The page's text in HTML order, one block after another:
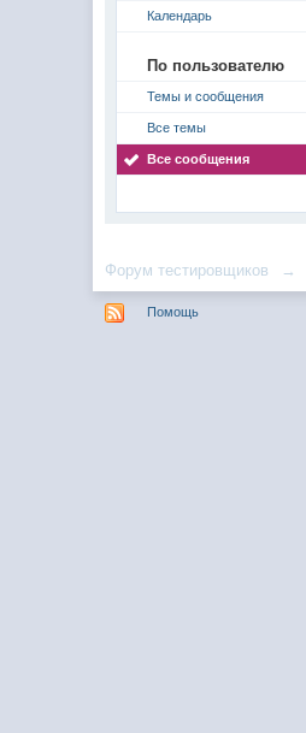
Календарь
По пользователю
Темы и сообщения
Все темы
Все сообщения
Форум тестировщиков →
Помощь